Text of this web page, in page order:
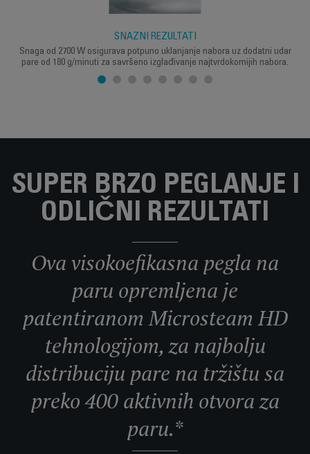
SNAŽNI REZULTATI
Snaga od 2700 W osigurava potpuno uklanjanje nabora uz dodatni udar
pare od 180 g/minuti za savršeno izglađivanje najtvrdokornijih nabora.
SUPER BRZO PEGLANJE I
ODLIČNI REZULTATI
Ova visokoefikasna pegla na
paru opremljena je
patentiranom Microsteam HD
tehnologijom, za najbolju
distribuciju pare na tržištu sa
preko 400 aktivnih otvora za
paru.*